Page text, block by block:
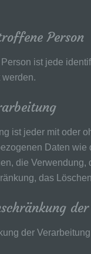
Person
Person ist jede
werden.
ist jeder mit oder
Daten wie
die
das
der
der